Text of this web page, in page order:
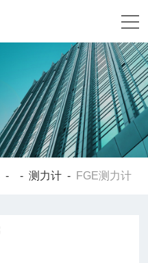
- -测力计 - FGE测力计